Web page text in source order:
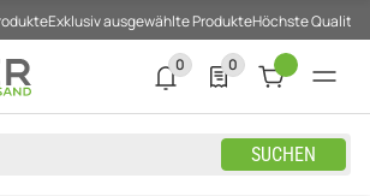
Exklusiv ausgewählte ProdukteHöchste Qualität
SUCHEN
0
0 neue Notifizierungen
0
0 Produkte in der